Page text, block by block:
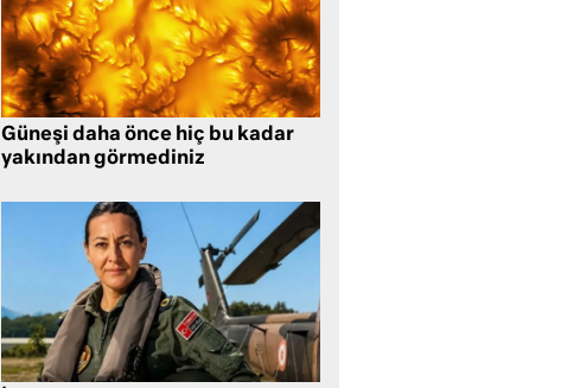
Güneşi daha önce hiç bu kadar
yakından görmediniz